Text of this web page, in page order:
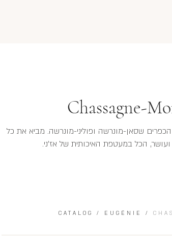
CATALOG / EUGÉNIE /
Chassagne-
בין הכפרים שסאן-מונרשה ופוליני-מונרשה. מביא את כל
הכל במעטפת האיכותית של אז'ני.